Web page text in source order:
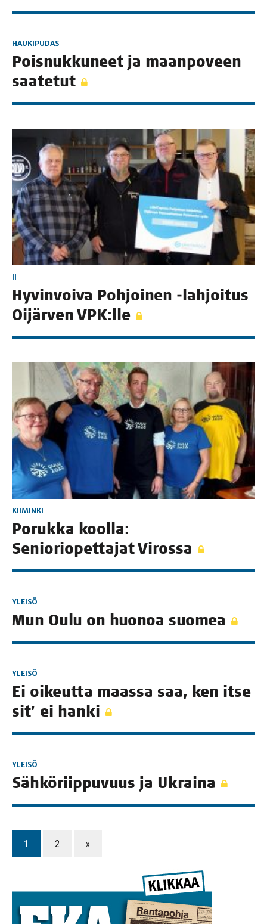
HAUKIPUDAS
Pois­nuk­ku­neet ja maan­po­veen
saatetut
II
Hyvin­voi­va Poh­joi­nen ‑lah­joi­tus
Oijär­ven VPK:lle
KIIMINKI
Poruk­ka kool­la:
Senio­rio­pet­ta­jat Virossa
YLEISÖ
Mun Oulu on huo­noa suomea
YLEISÖ
Ei oikeut­ta maas­sa saa, ken itse
sit’ ei hanki
YLEISÖ
Säh­kö­riip­pu­vuus ja Ukraina
1 2 »